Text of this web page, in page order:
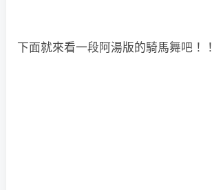
下面就來看一段阿湯版的騎馬舞吧！！